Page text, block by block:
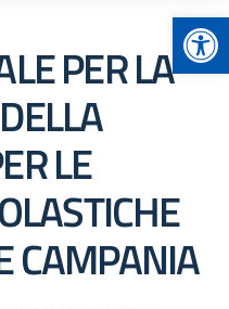
PER LA
LE
CAMPANIA